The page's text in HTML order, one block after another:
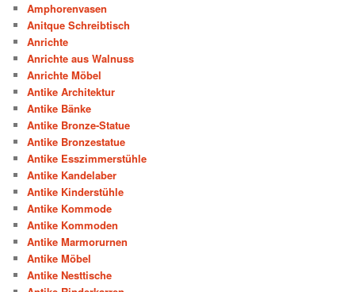
Amphorenvasen
Anitque Schreibtisch
Anrichte
Anrichte aus Walnuss
Anrichte Möbel
Antike Architektur
Antike Bänke
Antike Bronze-Statue
Antike Bronzestatue
Antike Esszimmerstühle
Antike Kandelaber
Antike Kinderstühle
Antike Kommode
Antike Kommoden
Antike Marmorurnen
Antike Möbel
Antike Nesttische